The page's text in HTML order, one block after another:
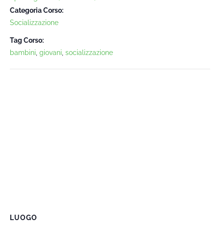
Categoria Corso:
Socializzazione
Tag Corso:
bambini, giovani, socializzazione
LUOGO